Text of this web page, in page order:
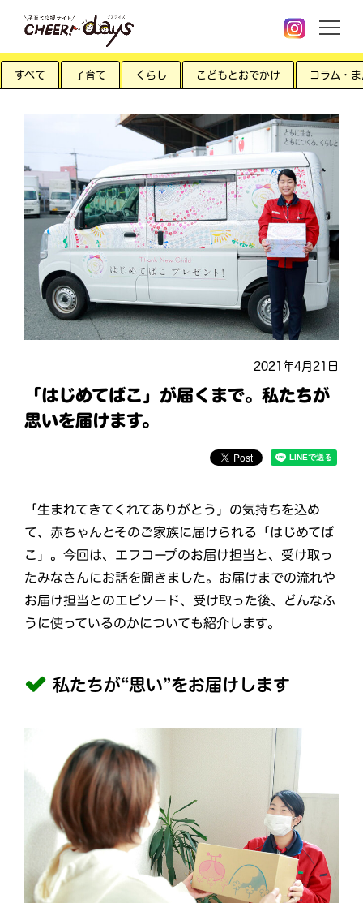
すべて 子育て くらし こどもとおでかけ コラム・
2021年4月21日
「はじめてばこ」が届くまで。私たちが
思いを届けます。
「生まれてきてくれてありがとう」の気持ちを込め
て、赤ちゃんとそのご家族に届けられる「はじめてば
こ」。今回は、エフコープのお届け担当と、受け取っ
たみなさんにお話を聞きました。お届けまでの流れや
お届け担当とのエピソード、受け取った後、どんなふ
うに使っているのかについても紹介します。
私たちが“思い”をお届けします